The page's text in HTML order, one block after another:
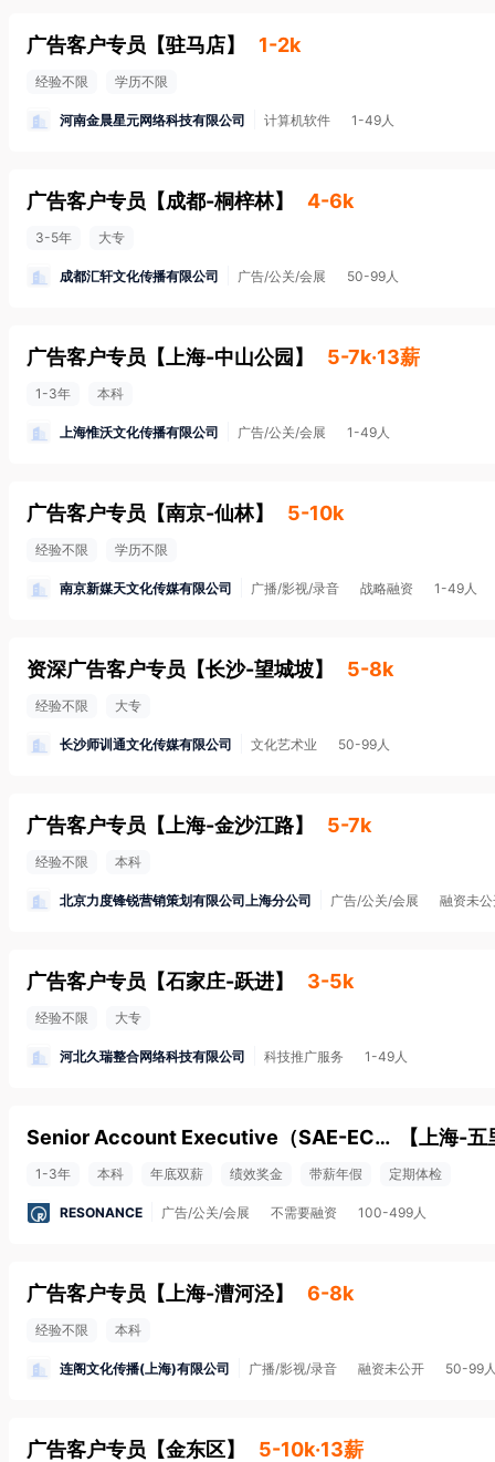
广告客户专员 【驻马店】 1-2k
经验不限 学历不限
河南金晨星元网络科技有限公司 计算机软件 1-49人
广告客户专员 【成都-桐梓林】 4-6k
3-5年 大专
成都汇轩文化传播有限公司 广告/公关/会展 50-99人
广告客户专员 【 上海-中山公园 】 5-7k·13薪
1-3年 本科
上海惟沃文化传播有限公司 广告/公关/会展 1-49人
广告客户专员 【南京-仙林】 5-10k
经验不限 学历不限
南京新媒天文化传媒有限公司 广播/影视/录音 战略融资 1-49人
资深广告客户专员 【长沙-望城坡】 5-8k
经验不限 大专
长沙师训通文化传媒有限公司 文化艺术业 50-99人
广告客户专员 【 上海-金沙江路】 5-7k
经验不限 本科
北京力度锋锐营销策划有限公司上海分公司 广告/公关/会展 融资未
广告客户专员 【石家庄-跃进】 3-5k
经验不限 大专
河北久瑞整合网络科技有限公司 科技推广服务 1-49人
Senior Account Executive（SAE-EC）广告客户专员 【 上海-
1-3年 本科 年底双薪 绩效奖金 带薪年假 定期体检
RESONANCE 广告/公关/会展 不需要融资 100-499人
广告客户专员 【 上海-漕河泾】 6-8k
经验不限 本科
连阁文化传播(上海)有限公司 广播/影视/录音 融资未公开 50-99
广告客户专员 【金东区】 5-10k·13薪